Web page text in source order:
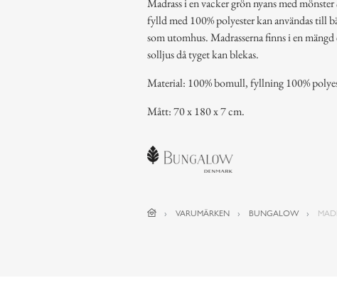
Madrass i en vacker grön nyans med
fylld med 100% polyester kan användas till
som utomhus. Madrasserna finns i en
solljus då tyget kan blekas.
Material: 100% bomull, fyllning 100%
Mått: 70 x 180 x 7 cm.
VARUMÄRKEN BUNGALOW